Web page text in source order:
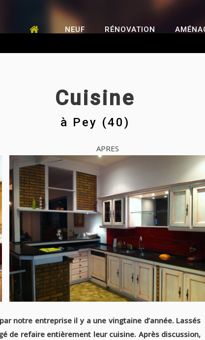
NEUF RÉNOVATION
Cuisine
à Pey (40)
APRES
notre entreprise il y a une vingtaine d’année. Lassés
de refaire entièrement leur cuisine. Après discussion,